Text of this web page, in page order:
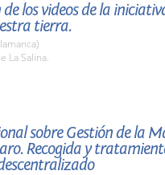
los videos de la
tierra.
La Salina.
sobre Gestión de la
Recogida y